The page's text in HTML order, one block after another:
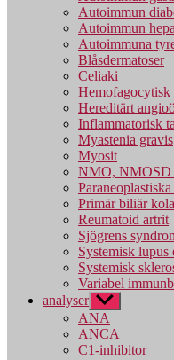
Autoimmun
Autoimmun
Autoimmuna
Blåsdermatoser
Celiaki
Hereditärt
Inflammatorisk
Myastenia gravis
Myosit
NMO,
Primär biliär
Reumatoid artrit
Sjögrens
Systemisk lupus
Systemisk
Variabel
analyser Visa
undermeny
ANA
ANCA
C1-inhibitor